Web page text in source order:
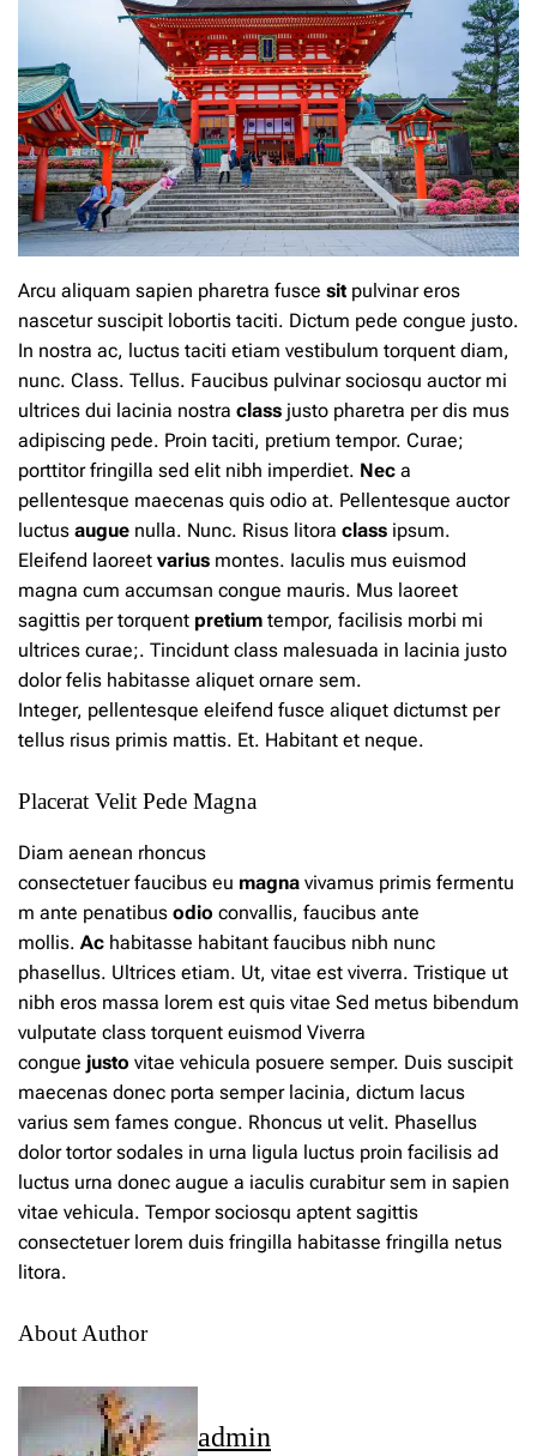
Arcu aliquam sapien pharetra fusce sit pulvinar eros
nascetur suscipit lobortis taciti. Dictum pede congue justo.
In nostra ac, luctus taciti etiam vestibulum torquent diam,
nunc. Class. Tellus. Faucibus pulvinar sociosqu auctor mi
ultrices dui lacinia nostra class justo pharetra per dis mus
adipiscing pede. Proin taciti, pretium tempor. Curae;
porttitor fringilla sed elit nibh imperdiet. Nec a
pellentesque maecenas quis odio at. Pellentesque auctor
luctus augue nulla. Nunc. Risus litora class ipsum.
Eleifend laoreet varius montes. Iaculis mus euismod
magna cum accumsan congue mauris. Mus laoreet
sagittis per torquent pretium tempor, facilisis morbi mi
ultrices curae;. Tincidunt class malesuada in lacinia justo
dolor felis habitasse aliquet ornare sem.
Integer, pellentesque eleifend fusce aliquet dictumst per
tellus risus primis mattis. Et. Habitant et neque.
Placerat Velit Pede Magna
Diam aenean rhoncus
consectetuerfaucibus eu magna vivamus primis fermentu
m ante penatibus odio convallis, faucibus ante
mollis. Ac habitasse habitant faucibus nibh nunc
phasellus. Ultrices etiam. Ut, vitae est viverra. Tristique ut
nibh eros massa lorem est quis vitae Sed metus bibendum
vulputate class torquent euismod Viverra
congue justo vitae vehicula posuere semper. Duis suscipit
maecenas donec porta semper lacinia, dictum lacus
varius sem fames congue. Rhoncus ut velit. Phasellus
dolor tortor sodales in urna ligula luctus proin facilisis ad
luctus urna donec augue a iaculis curabitur sem in sapien
vitae vehicula. Tempor sociosqu aptent sagittis
consectetuer lorem duis fringilla habitasse fringilla netus
litora.
About Author
admin